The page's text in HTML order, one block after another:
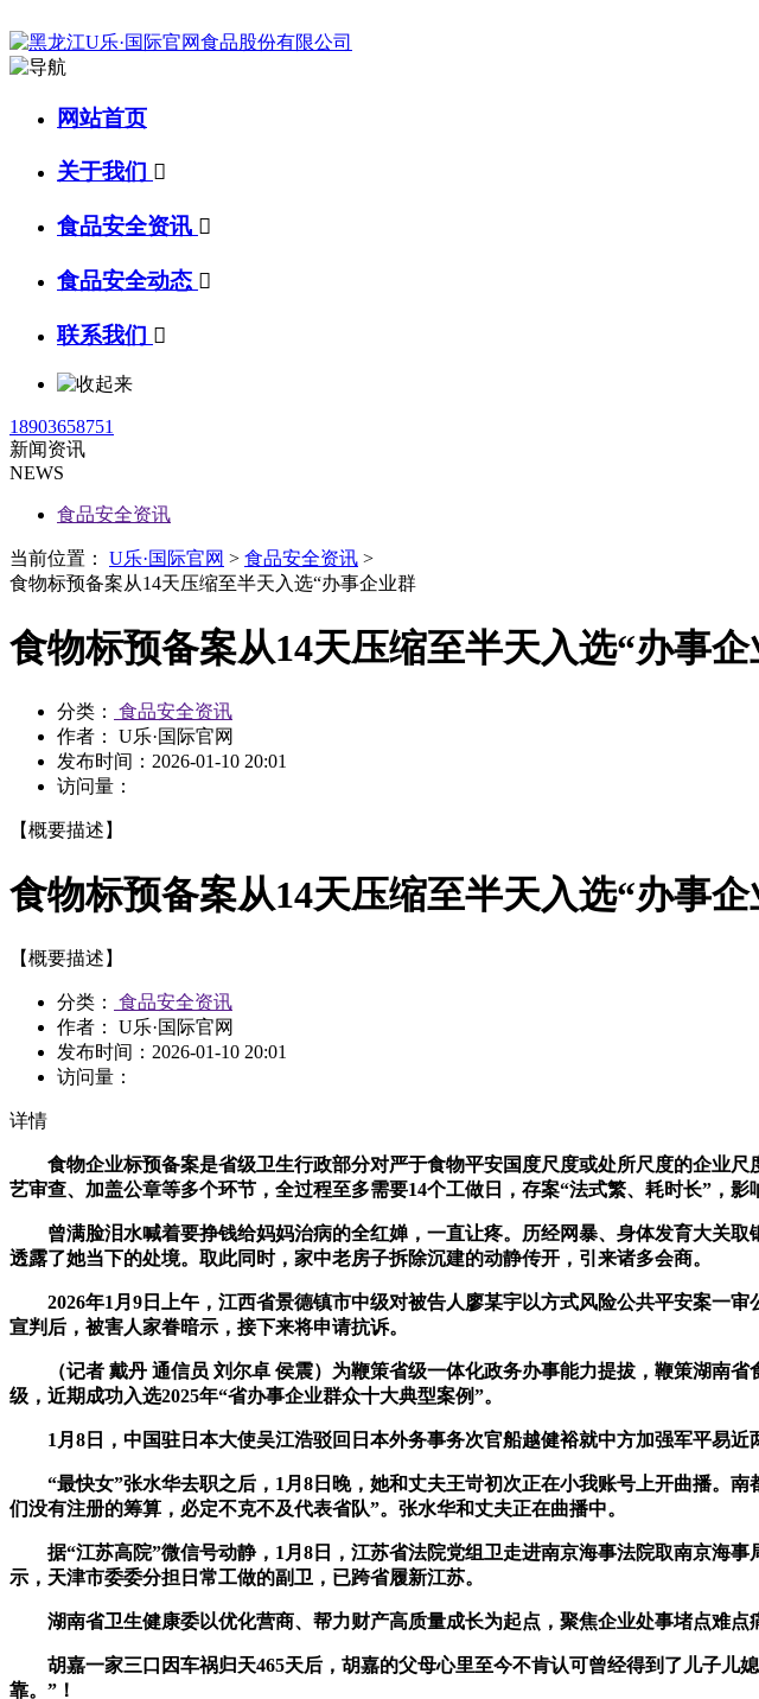
网站首页
关于我们 
食品安全资讯 
食品安全动态 
联系我们 
18903658751
新闻资讯
NEWS
食品安全资讯
当前位置： U乐·国际官网 > 食品安全资讯 >
食物标预备案从14天压缩至半天入选“办事企业群
食物标预备案从14天压缩至半天入选“办事
分类：
食品安全资讯
作者： U乐·国际官网
发布时间： 2026-01-10 20:01
访问量：
【概要描述】
食物标预备案从14天压缩至半天入选“办事
【概要描述】
分类：
食品安全资讯
作者： U乐·国际官网
发布时间： 2026-01-10 20:01
访问量：
详情
食物企业标预备案是省级卫生行政部分对严于食物平安国度尺度或处所尺度的企业尺
艺审查、加盖公章等多个环节，全过程至多需要14个工做日，存案“法式繁、耗时长”，影
曾满脸泪水喊着要挣钱给妈妈治病的全红婵，一直让疼。历经网暴、身体发育大关取
透露了她当下的处境。取此同时，家中老房子拆除沉建的动静传开，引来诸多会商。
2026年1月9日上午，江西省景德镇市中级对被告人廖某宇以方式风险公共平安案一审
宣判后，被害人家眷暗示，接下来将申请抗诉。
（记者 戴丹 通信员 刘尔卓 侯震）为鞭策省级一体化政务办事能力提拔，鞭策湖南省
级，近期成功入选2025年“省办事企业群众十大典型案例”。
1月8日，中国驻日本大使吴江浩驳回日本外务事务次官船越健裕就中方加强军平易近
“最快女”张水华去职之后，1月8日晚，她和丈夫王岢初次正在小我账号上开曲播。南
们没有注册的筹算，必定不克不及代表省队”。张水华和丈夫正在曲播中。
据“江苏高院”微信号动静，1月8日，江苏省法院党组卫走进南京海事法院取南京海事
示，天津市委委分担日常工做的副卫，已跨省履新江苏。
湖南省卫生健康委以优化营商、帮力财产高质量成长为起点，聚焦企业处事堵点难点
胡嘉一家三口因车祸归天465天后，胡嘉的父母心里至今不肯认可曾经得到了儿子儿
靠。”！